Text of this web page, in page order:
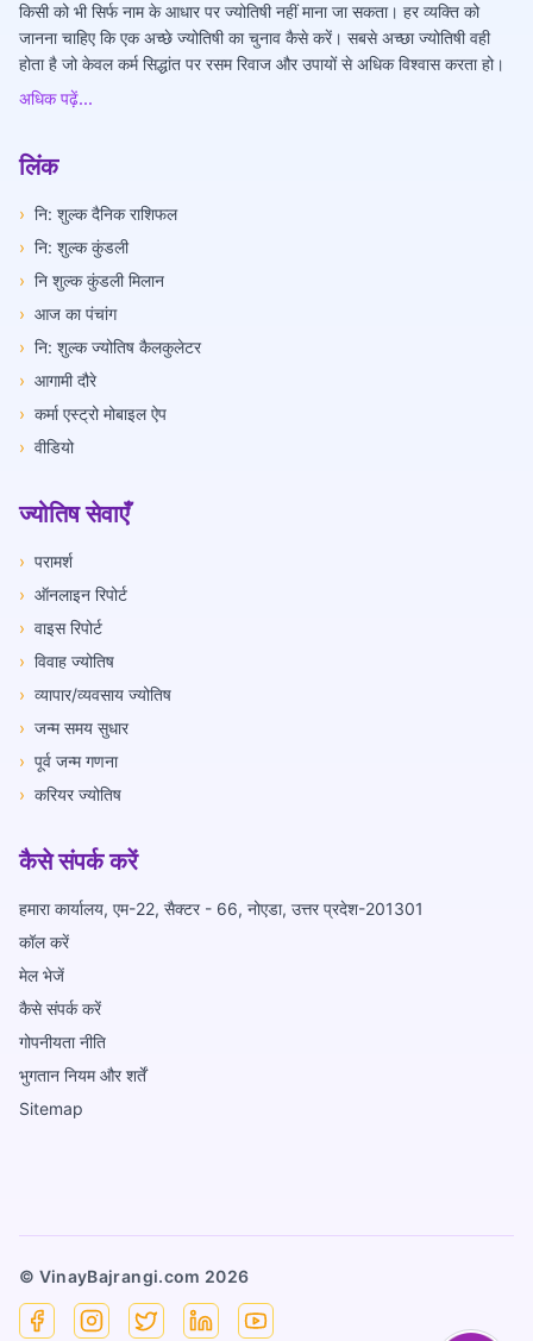
किसी को भी सिर्फ नाम के आधार पर ज्योतिषी नहीं माना जा सकता। हर व्यक्ति को
जानना चाहिए कि एक अच्छे ज्योतिषी का चुनाव कैसे करें। सबसे अच्छा ज्योतिषी वही
होता है जो केवल कर्म सिद्धांत पर रसम रिवाज और उपायों से अधिक विश्वास करता हो।
अधिक पढ़ें...
लिंक
› नि: शुल्क दैनिक राशिफल
› नि: शुल्क कुंडली
› नि शुल्क कुंडली मिलान
› आज का पंचांग
› नि: शुल्क ज्योतिष कैलकुलेटर
› आगामी दौरे
› कर्मा एस्ट्रो मोबाइल ऐप
› वीडियो
ज्योतिष सेवाएँ
› परामर्श
› ऑनलाइन रिपोर्ट
› वाइस रिपोर्ट
› विवाह ज्योतिष
› व्यापार/व्यवसाय ज्योतिष
› जन्म समय सुधार
› पूर्व जन्म गणना
› करियर ज्योतिष
कैसे संपर्क करें
हमारा कार्यालय, एम-22, सैक्टर - 66, नोएडा, उत्तर प्रदेश-201301
कॉल करें
मेल भेजें
कैसे संपर्क करें
गोपनीयता नीति
भुगतान नियम और शर्तें
Sitemap
© VinayBajrangi.com 2026
FacebookInstagram
X LinkedinYouTube